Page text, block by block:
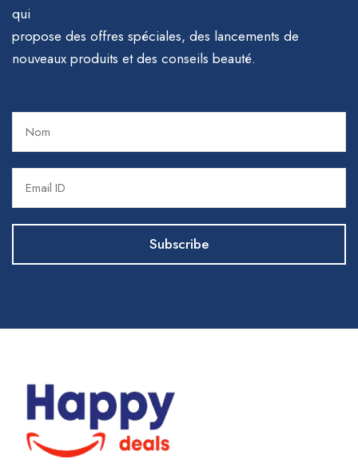
qui
propose des offres spéciales, des lancements de
nouveaux produits et des conseils beauté.